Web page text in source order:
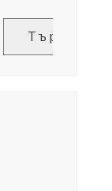
Търсене